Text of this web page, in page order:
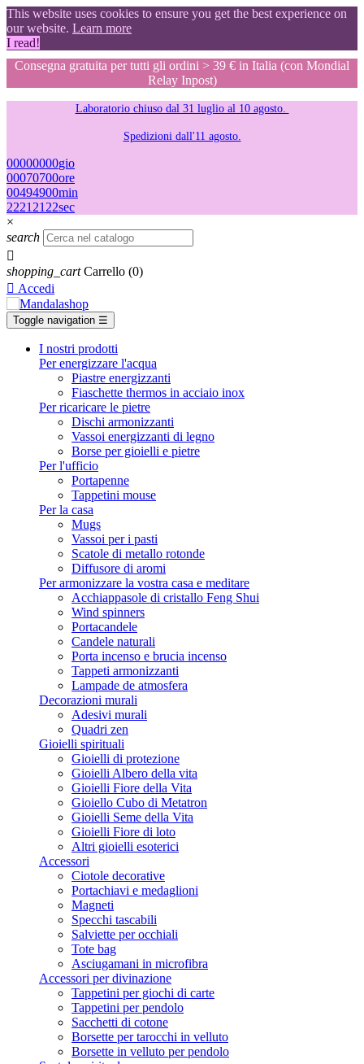
This website uses cookies to ensure you get the best experience on
our website. Learn more
I read!
Consegna gratuita per tutti gli ordini > 39 € in Italia (con Mondial
Relay Inpost)
Laboratorio chiuso dal 31 luglio al 10 agosto.
Spedizioni dall'11 agosto.
00000000gio
00070700ore
00494900min
2120 20 21sec
×
search

shopping_cart Carrello (0)
 Accedi
Toggle navigation ☰
I nostri prodotti
Per energizzare l'acqua
Piastre energizzanti
Fiaschette thermos in acciaio inox
Per ricaricare le pietre
Dischi armonizzanti
Vassoi energizzanti di legno
Borse per gioielli e pietre
Per l'ufficio
Portapenne
Tappetini mouse
Per la casa
Mugs
Vassoi per i pasti
Scatole di metallo rotonde
Diffusore di aromi
Per armonizzare la vostra casa e meditare
Acchiappasole di cristallo Feng Shui
Wind spinners
Portacandele
Candele naturali
Porta incenso e brucia incenso
Tappeti armonizzanti
Lampade de atmosfera
Decorazioni murali
Adesivi murali
Quadri zen
Gioielli spirituali
Gioielli di protezione
Gioielli Albero della vita
Gioielli Fiore della Vita
Gioiello Cubo di Metatron
Gioielli Seme della Vita
Gioielli Fiore di loto
Altri gioielli esoterici
Accessori
Ciotole decorative
Portachiavi e medaglioni
Magneti
Specchi tascabili
Salviette per occhiali
Tote bag
Asciugamani in microfibra
Accessori per divinazione
Tappetini per giochi di carte
Tappetini per pendolo
Sacchetti di cotone
Borsette per tarocchi in velluto
Borsette in velluto per pendolo